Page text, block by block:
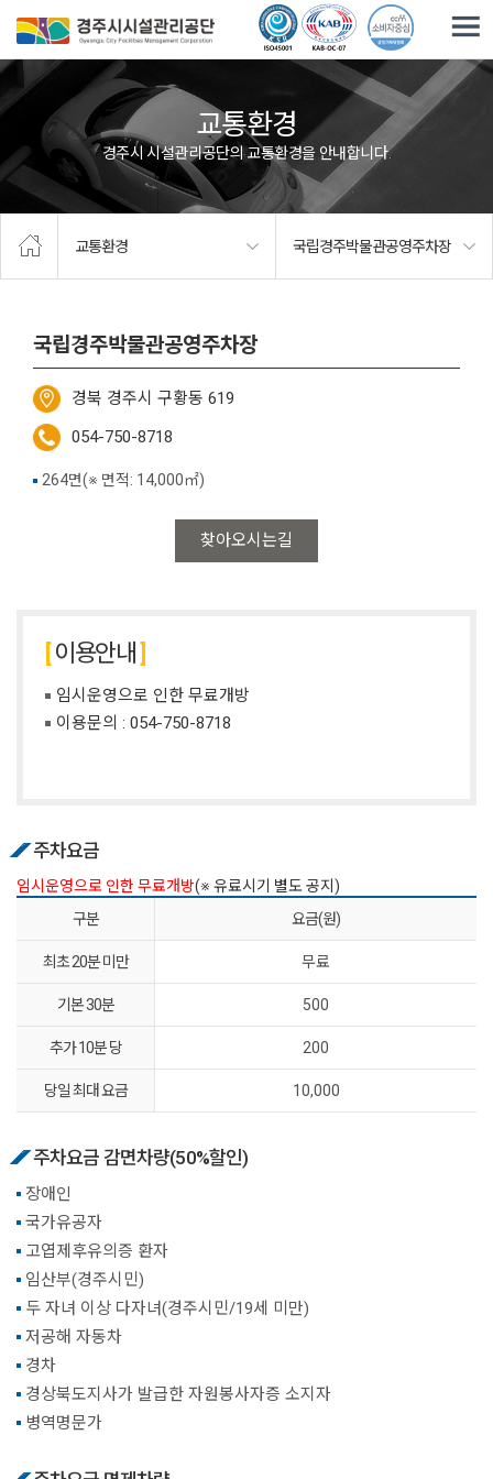
교통환경
경주시 시설관리공단의 교통환경을 안내합니다.
교통환경 국립경주박물관공영주차장
국립경주박물관공영주차장
경북 경주시 구황동 619
054-750-8718
찾아오시는길
264면(※ 면적: 14,000㎡)
이용안내
임시운영으로 인한 무료개방
이용문의 : 054-750-8718
주차요금
임시운영으로 인한 무료개방(※ 유료시기 별도 공지)
구분
요금(원)
최초 20분 미만 무료
기본 30분 500
추가 10분 당 200
당일 최대 요금 10,000
주차요금 감면차량(50%할인)
장애인
국가유공자
고엽제후유의증 환자
임산부(경주시민)
두 자녀 이상 다자녀(경주시민/19세 미만)
저공해 자동차
경차
경상북도지사가 발급한 자원봉사자증 소지자
병역명문가